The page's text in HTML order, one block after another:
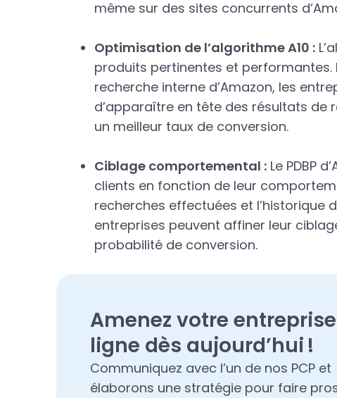
même sur des sites concurrents
Optimisation de l’algorithme A10 :
produits pertinentes et performantes.
recherche interne d’Amazon, les
d’apparaître en tête des résultats de
un meilleur taux de conversion.
Ciblage comportemental : Le PDBP
clients en fonction de leur
recherches effectuées et l’historique
entreprises peuvent affiner leur
probabilité de conversion.
Amenez votre
ligne dès aujourd’hui !
Communiquez avec l’un de nos PCP et
élaborons une stratégie pour faire